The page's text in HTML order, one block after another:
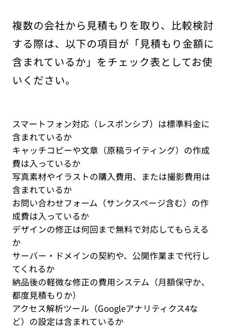
複数の会社から見積もりを取り、比較検討
する際は、以下の項目が「見積もり金額に
含まれているか」をチェック表としてお使
いください。
スマートフォン対応（レスポンシブ）は標準料金に
含まれているか
キャッチコピーや文章（原稿ライティング）の作成
費は入っているか
写真素材やイラストの購入費用、または撮影費用は
含まれているか
お問い合わせフォーム（サンクスページ含む）の作
成費は入っているか
デザインの修正は何回まで無料で対応してもらえる
か
サーバー・ドメインの契約や、公開作業まで代行し
てくれるか
納品後の軽微な修正の費用システム（月額保守か、
都度見積もりか）
アクセス解析ツール（Googleアナリティクス4な
ど）の設定は含まれているか